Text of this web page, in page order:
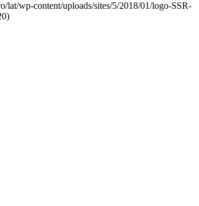
lat/wp-content/uploads/sites/5/2018/01/logo-SSR-